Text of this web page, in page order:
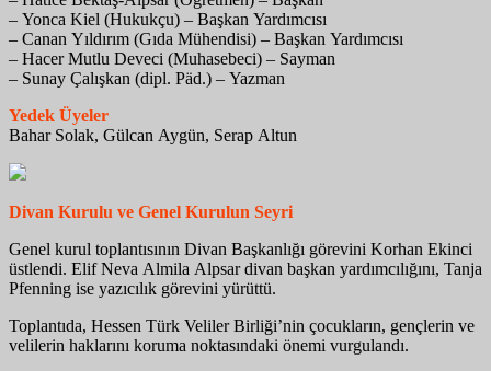
– Yonca Kiel (Hukukçu) – Başkan Yardımcısı
– Canan Yıldırım (Gıda Mühendisi) – Başkan Yardımcısı
– Hacer Mutlu Deveci (Muhasebeci) – Sayman
– Sunay Çalışkan (dipl. Päd.) – Yazman
Yedek Üyeler
Bahar Solak, Gülcan Aygün, Serap Altun
Divan Kurulu ve Genel Kurulun Seyri
Genel kurul toplantısının Divan Başkanlığı görevini Korhan Ekinci
üstlendi. Elif Neva Almila Alpsar divan başkan yardımcılığını, Tanja
Pfenning ise yazıcılık görevini yürüttü.
Toplantıda, Hessen Türk Veliler Birliği’nin çocukların, gençlerin ve
velilerin haklarını koruma noktasındaki önemi vurgulandı.